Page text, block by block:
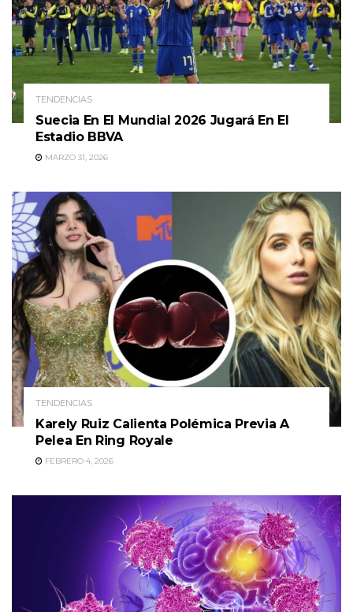
TENDENCIAS
Suecia En El Mundial 2026 Jugará En El
Estadio BBVA
MARZO 31, 2026
TENDENCIAS
Karely Ruiz Calienta Polémica Previa A
Pelea En Ring Royale
FEBRERO 4, 2026